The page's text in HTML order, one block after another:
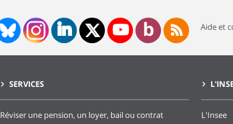
Aide et
SERVICES
Réviser une pension, un loyer, bail ou contrat
L'Insee